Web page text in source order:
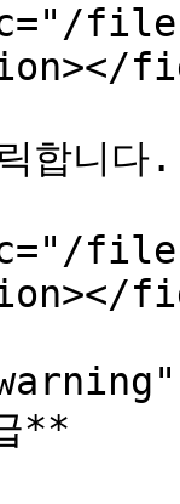
합니다.
files/
**